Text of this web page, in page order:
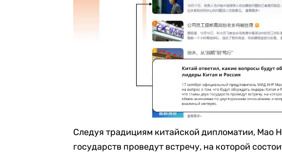
Следуя традициям китайской дипломатии, Мао
государств проведут встречу, на которой